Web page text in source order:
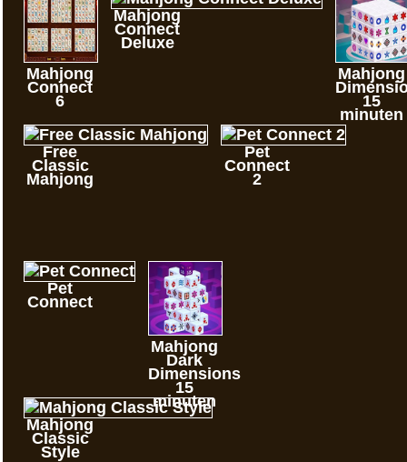
Mahjong
Connect
6
Mahjong
Connect
Deluxe
Mahjong
15
minuten
Free
Classic
Mahjong
Pet
Connect
2
Pet
Connect
Mahjong
Dark
Dimensions
15
minuten
Mahjong
Classic
Style